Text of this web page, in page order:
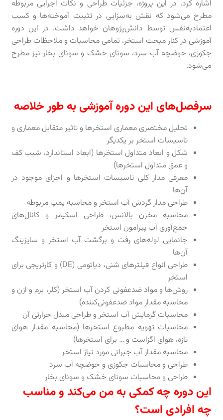
اشاره کرد. در این پروژه، جزئیات طراحی و نکات اجرایی مربوطه
مطرح می‌شود که نقش به‌سزایی در تثبیت آموخته‌ها و کسب
اعتمادبه‌نفس توسط دانش‌پژوهان خواهد داشت. در این دوره
آموزشی در کنار مبحث استخر، تمامی محاسبات و ملاحظات طراحی
جکوزی، حوضچه آب سرد، سونای خشک و سونای بخار نیز مطرح
می‌شود.
سرفصل‌های این دوره آموزشی به طور خلاصه
تحلیل مختصری معماری استخرها و تاثیر متقابل معماری و
تاسیسات استخر بر یکدیگر
شکل و ابعاد متداول استخرها (ابعاد استاندارد، شیب کف
و عمق متداول استخرها)
معرفی مدار کلی تاسیسات استخرها و اجزای موجود در
آن‌ها
طراحی مدار گردش آب استخر و محاسبه پمپ مربوطه
محاسبه مخزن بالانس، طراحی اسکیمر و کانال‌های
جمع‌آوری آب پیرامون استخر
جانمایی لوله‌های رفت و برگشت آب استخر و سایزینگ
آن‌ها
طراحی انواع فیلترهای شنی، دیاتومی (DE) و کارتریجی برای
استخر
روش‌ها و مواد ضدعفونی کردن آب استخر (کلر، برم و ازن و
محاسبه مقدار مواد ضدعفونی‌کننده)
محاسبات گرمایش آب استخر و طراحی مبدل حرارتی آن
محاسبات تهویه مطبوع استخرها (محاسبه مقدار هوای
تازه، هوای اگزاست و … برای استخرها)
محاسبه مقدار آب جبرانی مورد نیاز استخر
طراحی و محاسبات جکوزی و حوضچه آب سرد
طراحی و محاسبات سونای خشک و سونای بخار
این دوره چه کمکی به من می‌کند و مناسب
چه افرادی است؟